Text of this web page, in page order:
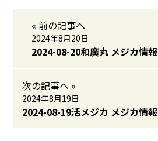
« 前の記事へ
2024年8月20日
2024-08-20和廣丸 メジカ情報
次の記事へ »
2024年8月19日
2024-08-19活メジカ メジカ情報